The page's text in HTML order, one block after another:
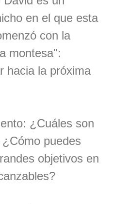
en el que esta
con la
montesa":
hacia la próxima
¿Cuáles son
puedes
objetivos en